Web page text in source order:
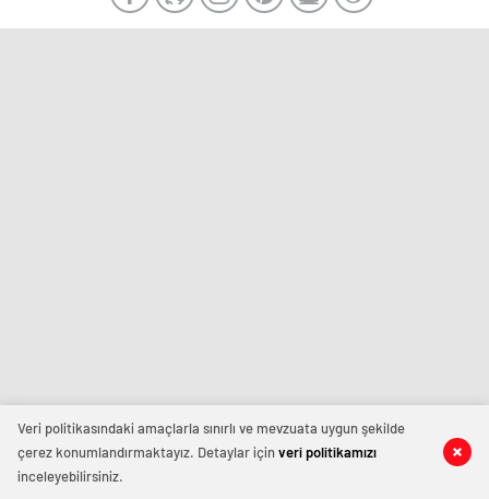
Veri politikasındaki amaçlarla sınırlı ve mevzuata uygun şekilde
çerez konumlandırmaktayız. Detaylar içinveri politikamızı
inceleyebilirsiniz.